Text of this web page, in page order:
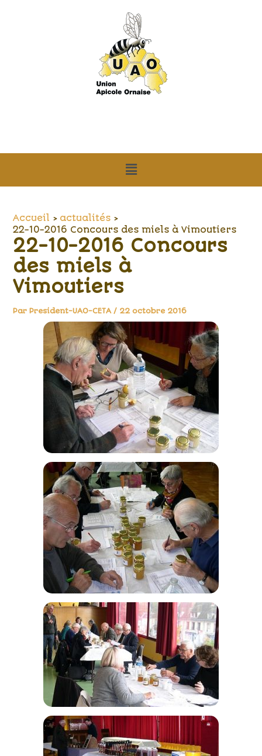
Menu
Accueil
actualités
22-10-2016 Concours des miels à Vimoutiers
22-10-2016 Concours
des miels à
Vimoutiers
ParPresident-UAO-CETA / 22 octobre 2016